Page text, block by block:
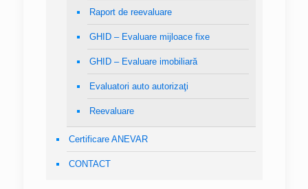
Raport de reevaluare
GHID – Evaluare mijloace fixe
GHID – Evaluare imobiliară
Evaluatori auto autorizaţi
Reevaluare
Certificare ANEVAR
CONTACT